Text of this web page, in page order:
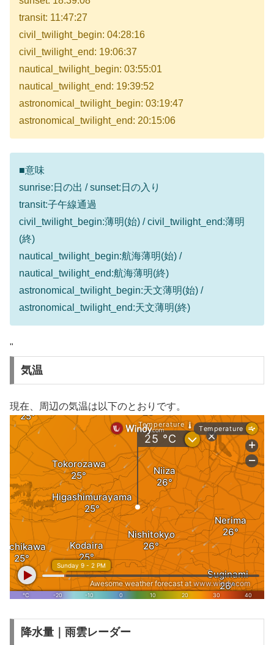
transit: 11:47:27
civil_twilight_begin: 04:28:16
civil_twilight_end: 19:06:37
nautical_twilight_begin: 03:55:01
nautical_twilight_end: 19:39:52
astronomical_twilight_begin: 03:19:47
astronomical_twilight_end: 20:15:06
■意味
sunrise:日の出 / sunset:日の入り
transit:子午線通過
civil_twilight_begin:薄明(始) / civil_twilight_end:薄明
(終)
nautical_twilight_begin:航海薄明(始) /
nautical_twilight_end:航海薄明(終)
astronomical_twilight_begin:天文薄明(始) /
astronomical_twilight_end:天文薄明(終)
"
気温
現在、周辺の気温は以下のとおりです。
降水量｜雨雲レーダー